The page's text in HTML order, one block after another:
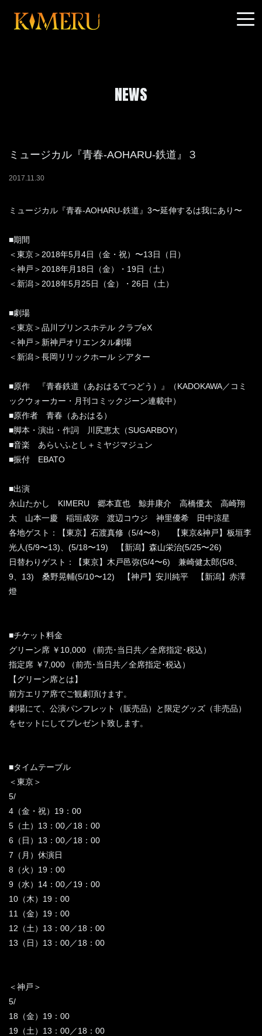
NEWS
ミュージカル『青春-AOHARU-鉄道』３
2017.11.30
ミュージカル『青春-AOHARU-鉄道』3〜延伸するは我にあり〜
■期間
＜東京＞2018年5月4日（金・祝）〜13日（日）
＜神戸＞2018年月18日（金）・19日（土）
＜新潟＞2018年5月25日（金）・26日（土）
■劇場
＜東京＞品川プリンスホテル クラブeX
＜神戸＞新神戸オリエンタル劇場
＜新潟＞長岡リリックホール シアター
■原作 『青春鉄道（あおはるてつどう）』（KADOKAWA／コミ
ックウォーカー・月刊コミックジーン連載中）
■原作者 青春（あおはる）
■脚本・演出・作詞 川尻恵太（SUGARBOY）
■音楽 あらいふとし＋ミヤジマジュン
■振付 EBATO
■出演
永山たかし KIMERU 郷本直也 鯨井康介 高橋優太 高崎翔
太 山本一慶 稲垣成弥 渡辺コウジ 神里優希 田中涼星
各地ゲスト：【東京】石渡真修（5/4〜8） 【東京&神戸】板垣李
光人(5/9〜13)、(5/18〜19) 【新潟】森山栄治(5/25〜26)
日替わりゲスト：【東京】木戸邑弥(5/4〜6) 兼崎健太郎(5/8、
9、13) 桑野晃輔(5/10〜12) 【神戸】安川純平 【新潟】赤澤
燈
■チケット料金
グリーン席 ￥10,000 （前売･当日共／全席指定･税込）
指定席 ￥7,000 （前売･当日共／全席指定･税込）
【グリーン席とは】
前方エリア席でご観劇頂けます。
劇場にて、公演パンフレット（販売品）と限定グッズ（非売品）
をセットにしてプレゼント致します。
■タイムテーブル
＜東京＞
5/
4（金・祝）19：00
5（土）13：00／18：00
6（日）13：00／18：00
7（月）休演日
8（火）19：00
9（水）14：00／19：00
10（木）19：00
11（金）19：00
12（土）13：00／18：00
13（日）13：00／18：00
＜神戸＞
5/
18（金）19：00
19（土）13：00／18：00